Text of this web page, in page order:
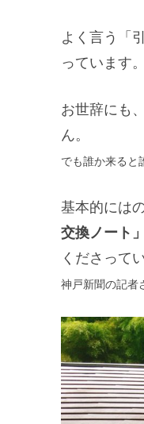
よく言う「
っています。
お世辞にも
ん。
でも誰か来ると
基本的には
交換ノート」
くださって
神戸新聞の記者